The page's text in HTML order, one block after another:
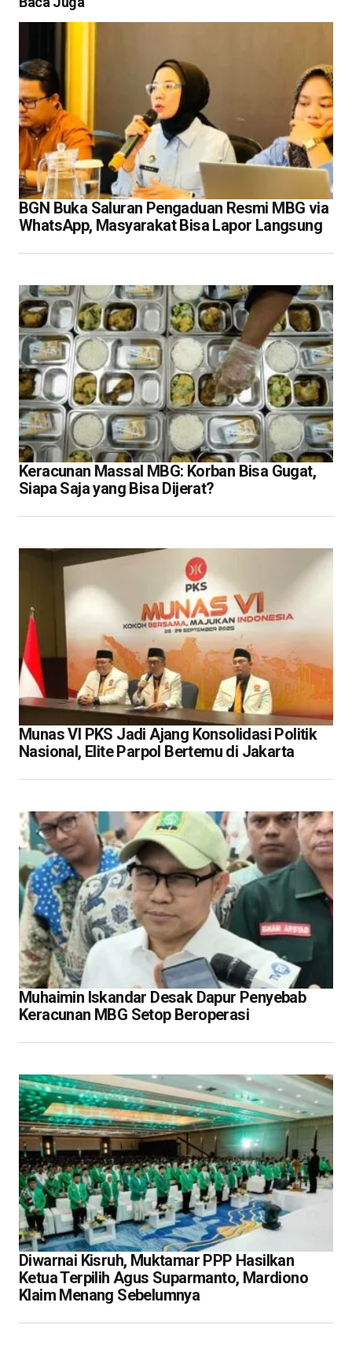
BGN Buka Saluran Pengaduan Resmi MBG via
WhatsApp, Masyarakat Bisa Lapor Langsung
Keracunan Massal MBG: Korban Bisa Gugat,
Siapa Saja yang Bisa Dijerat?
Munas VI PKS Jadi Ajang Konsolidasi Politik
Nasional, Elite Parpol Bertemu di Jakarta
Muhaimin Iskandar Desak Dapur Penyebab
Keracunan MBG Setop Beroperasi
Diwarnai Kisruh, Muktamar PPP Hasilkan
Ketua Terpilih Agus Suparmanto, Mardiono
Klaim Menang Sebelumnya